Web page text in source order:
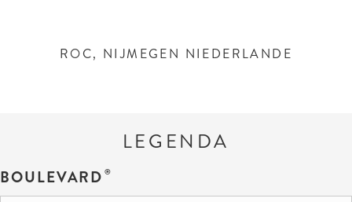
ROC, NIJMEGEN NIEDERLANDE
LEGENDA
BOULEVARD